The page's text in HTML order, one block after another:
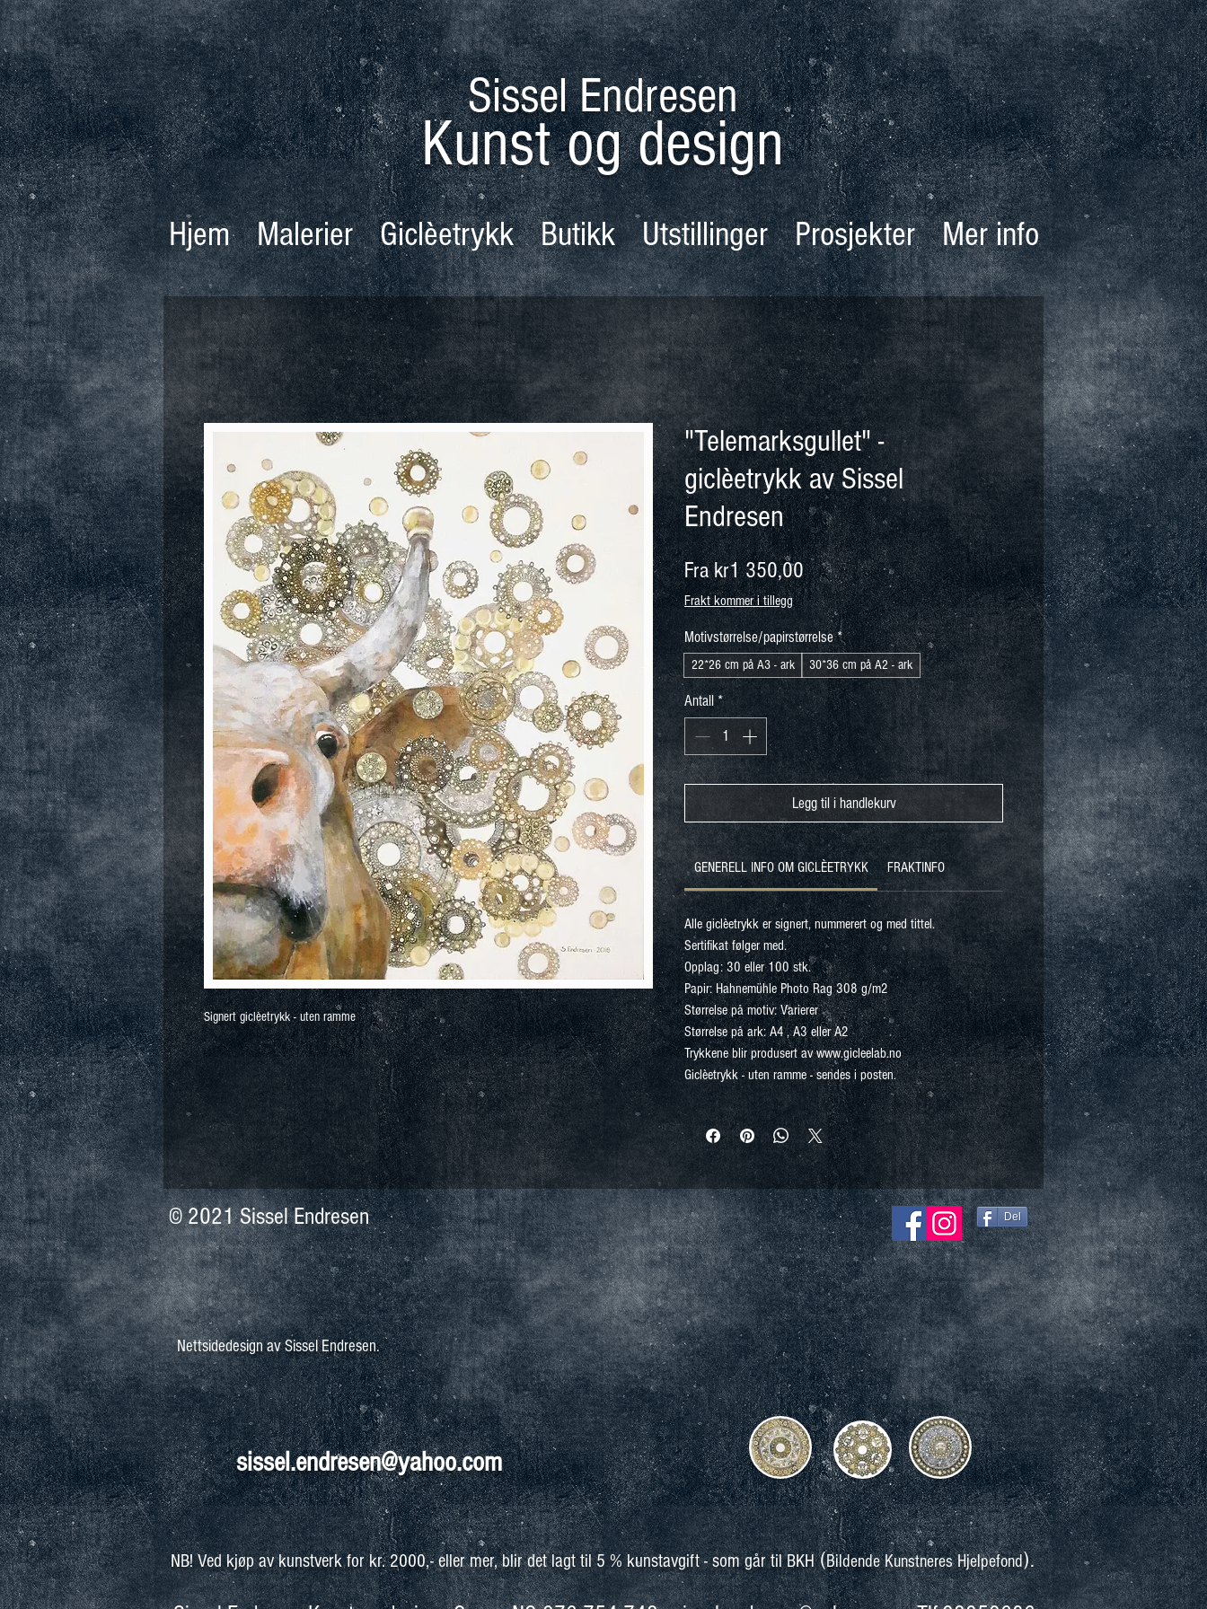
Sissel Endresen
Kunst og design
Hjem Malerier Giclèetrykk Butikk Utstillinger Prosjekter Mer info
Signert giclèetrykk - uten ramme
"Telemarksgullet" -
giclèetrykk av Sissel
Endresen
Frakr1 350,00Salgspris
Frakt kommer i tillegg
Motivstørrelse/papirstørrelse *
22*26 cm på A3 - ark 30*36 cm på A2 - ark
Antall *
Legg til i handlekurv
GENERELL INFO OM GICLÈETRYKK FRAKTINFO
Alle giclèetrykk er signert, nummerert og med tittel.
Sertifikat følger med.
Opplag: 30 eller 100 stk.
Papir: Hahnemühle Photo Rag 308 g/m2
Størrelse på motiv: Varierer
Størrelse på ark: A4 , A3 eller A2
Trykkene blir produsert av www.gicleelab.no
Giclèetrykk - uten ramme - sendes i posten.
© 2021 Sissel Endresen Del
Nettsidedesign av Sissel Endresen.
sissel.endresen@yahoo.com
NB! Ved kjøp av kunstverk for kr. 2000,- eller mer, blir det lagt til 5 % kunstavgift - som går til BKH(Bildende Kunstneres Hjelpefond).